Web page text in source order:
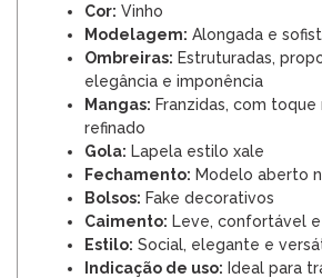
Cor: Vinho
Modelagem: Alongada e
Ombreiras: Estruturadas,
elegância e imponência
Mangas: Franzidas, com
refinado
Gola: Lapela estilo xale
Fechamento: Modelo aberto
Bolsos: Fake decorativos
Caimento: Leve, confortável e
Estilo: Social, elegante e
Indicação de uso: Ideal para